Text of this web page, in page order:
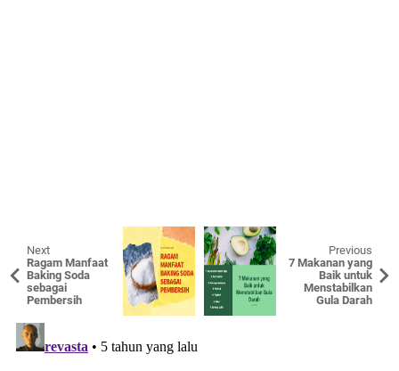
Next
Ragam Manfaat
Baking Soda
sebagai
Pembersih
Previous
7 Makanan yang
Baik untuk
Menstabilkan
Gula Darah